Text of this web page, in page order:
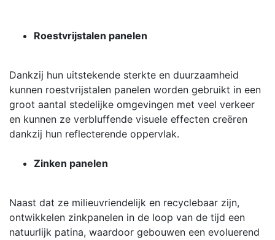
Roestvrijstalen panelen
Dankzij hun uitstekende sterkte en duurzaamheid
kunnen roestvrijstalen panelen worden gebruikt in een
groot aantal stedelijke omgevingen met veel verkeer
en kunnen ze verbluffende visuele effecten creëren
dankzij hun reflecterende oppervlak.
Zinken panelen
Naast dat ze milieuvriendelijk en recyclebaar zijn,
ontwikkelen zinkpanelen in de loop van de tijd een
natuurlijk patina, waardoor gebouwen een evoluerend